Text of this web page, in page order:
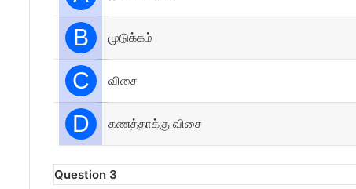
B முடுக்கம்
C விசை
D கணத்தாக்கு விசை
Question 3